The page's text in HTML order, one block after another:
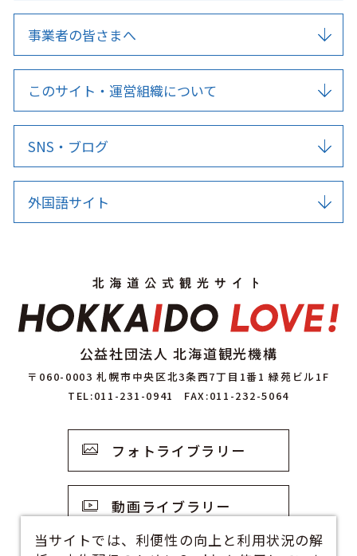
事業者の皆さまへ
このサイト・運営組織について
SNS・ブログ
外国語サイト
公益社団法人 北海道観光機構
〒060-0003 札幌市中央区北3条西7丁目1番1 緑苑ビル1F
TEL:011-231-0941
FAX:011-232-5064
フォトライブラリー
動画ライブラリー
当サイトでは、利便性の向上と利用状況の解